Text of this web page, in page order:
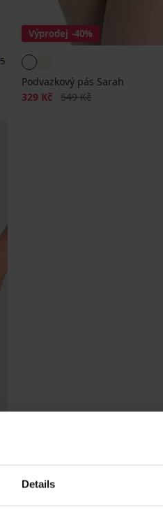
Details
5
Výprodej -40%
Podvazkový pás Sarah
Sleva
329 Kč Původní cena
549 Kč